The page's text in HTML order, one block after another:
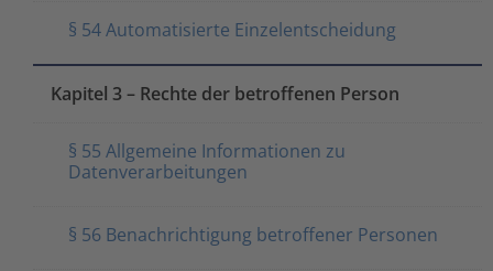
§ 54 Automatisierte Einzelentscheidung
Kapitel 3 – Rechte der betroffenen Person
§ 55 Allgemeine Informationen zu
Datenverarbeitungen
§ 56 Benachrichtigung betroffener Personen